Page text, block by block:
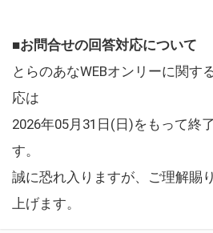
■お問合せの回答対応について
とらのあなWEBオンリーに関す
応は
2026年05月31日(日)をもって終
す。
誠に恐れ入りますが、ご理解賜
上げます。